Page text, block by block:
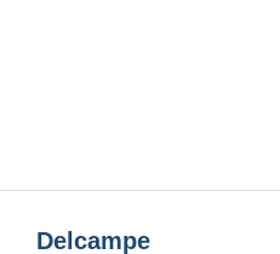
Delcampe